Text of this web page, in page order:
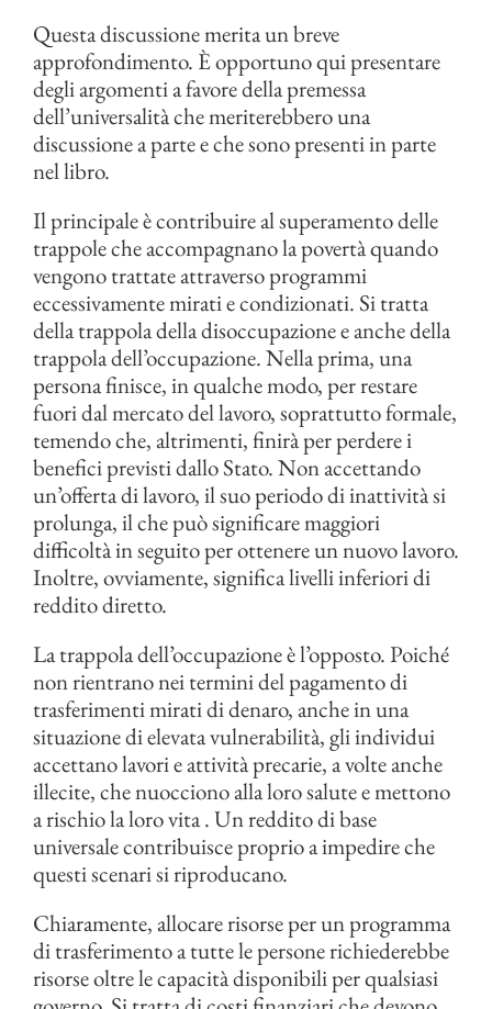
Questa discussione merita un breve
approfondimento. È opportuno qui presentare
degli argomenti a favore della premessa
dell’universalità che meriterebbero una
discussione a parte e che sono presenti in parte
nel libro.
Il principale è contribuire al superamento delle
trappole che accompagnano la povertà quando
vengono trattate attraverso programmi
eccessivamente mirati e condizionati. Si tratta
della trappola della disoccupazione e anche della
trappola dell’occupazione. Nella prima, una
persona finisce, in qualche modo, per restare
fuori dal mercato del lavoro, soprattutto formale,
temendo che, altrimenti, finirà per perdere i
benefici previsti dallo Stato. Non accettando
un’offerta di lavoro, il suo periodo di inattività si
prolunga, il che può significare maggiori
difficoltà in seguito per ottenere un nuovo lavoro.
Inoltre, ovviamente, significa livelli inferiori di
reddito diretto.
La trappola dell’occupazione è l’opposto. Poiché
non rientrano nei termini del pagamento di
trasferimenti mirati di denaro, anche in una
situazione di elevata vulnerabilità, gli individui
accettano lavori e attività precarie, a volte anche
illecite, che nuocciono alla loro salute e mettono
a rischio la loro vita . Un reddito di base
universale contribuisce proprio a impedire che
questi scenari si riproducano.
Chiaramente, allocare risorse per un programma
di trasferimento a tutte le persone richiederebbe
risorse oltre le capacità disponibili per qualsiasi